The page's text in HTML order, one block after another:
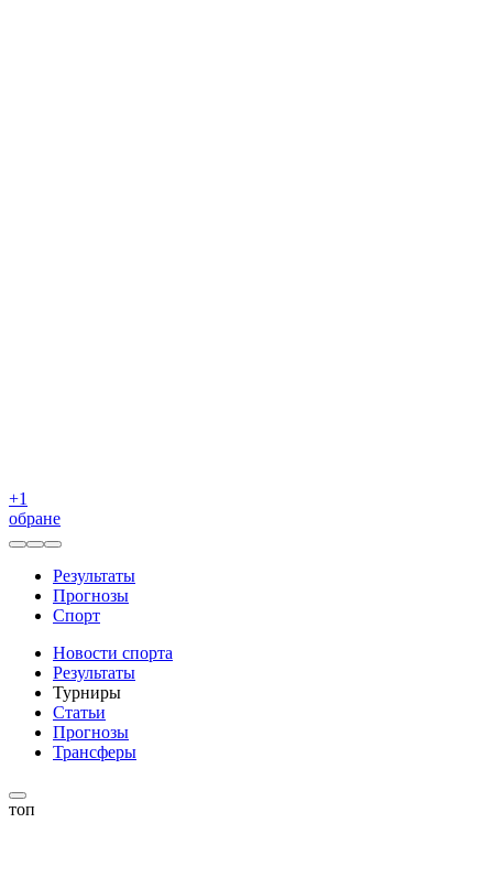
+1
обране
Результаты
Прогнозы
Спорт
Новости спорта
Результаты
Турниры
Статьи
Прогнозы
Трансферы
топ